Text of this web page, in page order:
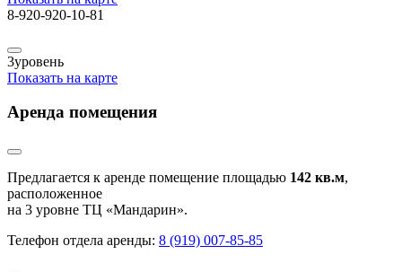
8-920-920-10-81
3уровень
Показать на карте
Аренда помещения
Предлагается к аренде помещение площадью 142 кв.м,
расположенное
на 3 уровне ТЦ «Мандарин».
Телефон отдела аренды: 8 (919) 007-85-85